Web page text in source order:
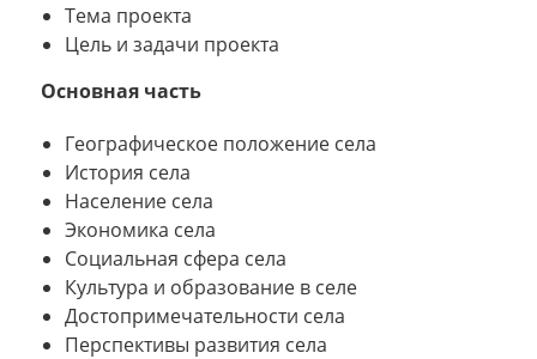
Тема проекта
Цель и задачи проекта
Основная часть
Географическое положение села
История села
Население села
Экономика села
Социальная сфера села
Культура и образование в селе
Достопримечательности села
Перспективы развития села